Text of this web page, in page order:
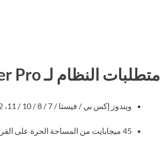
متطلبات النظام لـ IObit Uninstaller Pro
ويندوز إكس بي / فيستا / 7 / 8 / 10 / 11، 32|64 بت
45 ميجابايت من المساحة الحرة على القرص الصلب